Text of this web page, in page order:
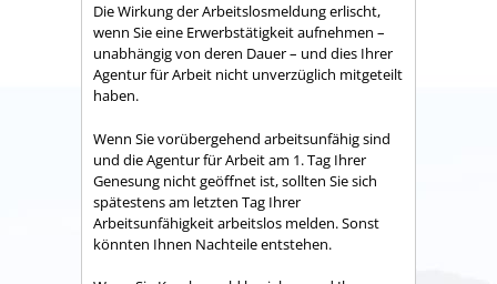
Die Wirkung der Arbeitslosmeldung erlischt,
wenn Sie eine Erwerbstätigkeit aufnehmen –
unabhängig von deren Dauer – und dies Ihrer
Agentur für Arbeit nicht unverzüglich mitgeteilt
haben.
Wenn Sie vorübergehend arbeitsunfähig sind
und die Agentur für Arbeit am 1. Tag Ihrer
Genesung nicht geöffnet ist, sollten Sie sich
spätestens am letzten Tag Ihrer
Arbeitsunfähigkeit arbeitslos melden. Sonst
könnten Ihnen Nachteile entstehen.